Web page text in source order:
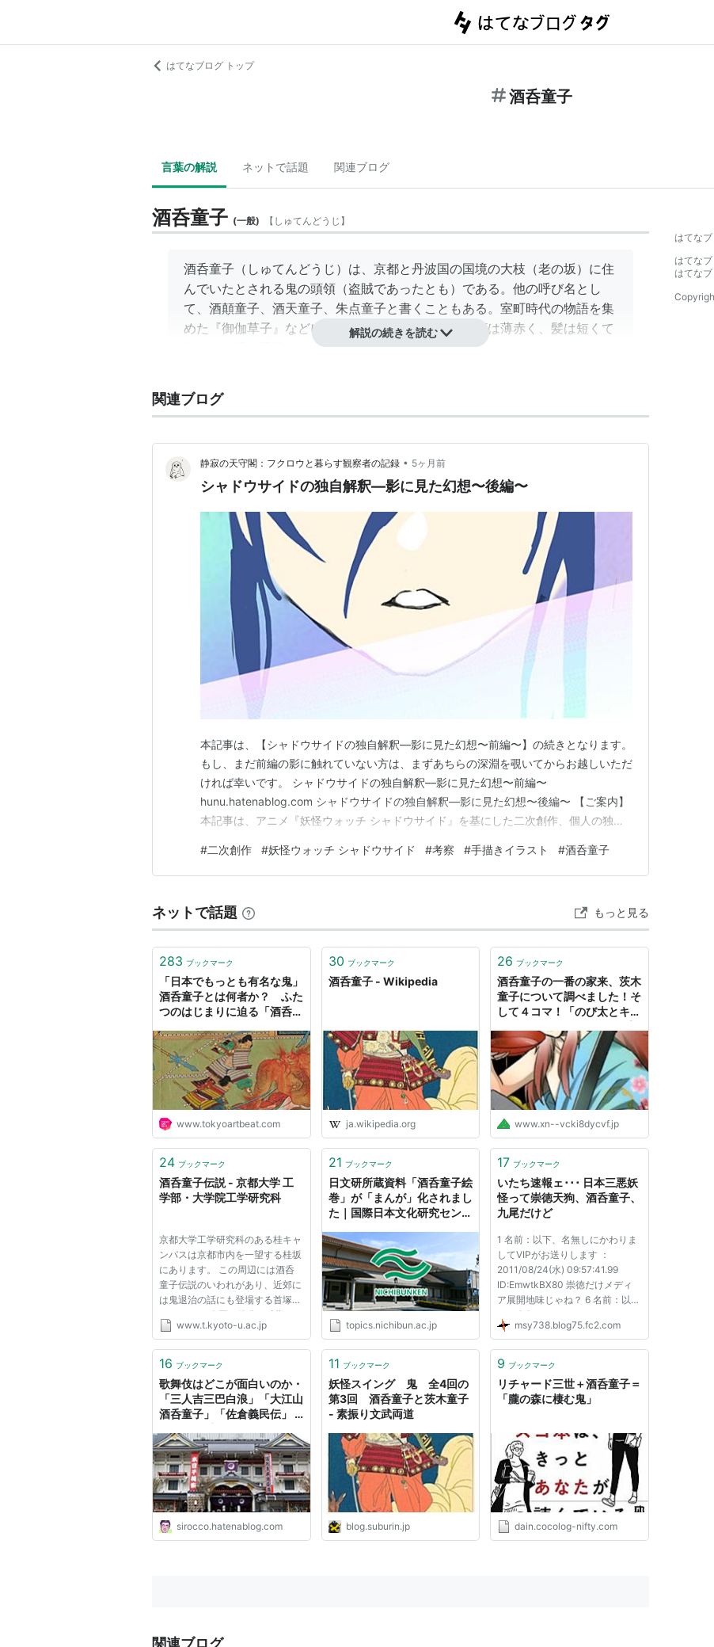
はてなブログ トップ
酒呑童子
言葉の解説 ネットで話題 関連ブログ
酒呑童子 (一般) 【 しゅてんどうじ 】
酒呑童子（しゅてんどうじ）は、京都と丹波国の国境の大枝（老の坂）に住
んでいたとされる鬼の頭領（盗賊であったとも）である。他の呼び名とし
て、酒顛童子、酒天童子、朱点童子と書くこともある。室町時代の物語を集
めた『御伽草子』などによると、酒呑童子の姿は、顔は薄赤く、髪は短くて
乱れた赤毛、手足は熊の手のようで、背丈が6m以上で角が5本、目が15個も
多くの鬼達を部下にしていたという。
解説の続きを読む
関連ブログ
静寂の天守閣：フクロウと暮らす観察者の記録 • 5ヶ月前
シャドウサイドの独自解釈―影に見た幻想〜後編〜
本記事は、【シャドウサイドの独自解釈―影に見た幻想〜前編〜】の続きとなります。
​もし、まだ前編の影に触れていない方は、まずあちらの深淵を覗いてからお越しいただ
ければ幸いです。 シャドウサイドの独自解釈―影に見た幻想〜前編〜
hunu.hatenablog.com シャドウサイドの独自解釈―影に見た幻想〜後編〜 ​【ご案内】
本記事は、アニメ『妖怪ウォッチ シャドウサイド』を基にした二次創作、個人の独自
た描写が含まれます。 キャラクターだけを掘り下げるならどうしても足りないピース
があるから、シャドウサイドという世界、…
#二次創作 #妖怪ウォッチ シャドウサイド #考察 #手描きイラスト #酒呑童子
ネットで話題 もっと見る
283 ブックマーク
「日本でもっとも有名な鬼」
酒呑童子とは何者か？ ふた
つのはじまりに迫る「酒呑童
美術館）学芸員インタビュー
www.tokyoartbeat.com
30 ブックマーク
酒呑童子 - Wikipedia
ja.wikipedia.org
26 ブックマーク
酒呑童子の一番の家来、茨木
童子について調べました！そ
して４コマ！「のび太とキヨ
リートライフ
www.xn--vcki8dycvf.jp
24 ブックマーク
酒呑童子伝説 - 京都大学 工
学部・大学院工学研究科
京都大学工学研究科のある桂キャ
ンパスは京都市内を一望する桂坂
にあります。 この周辺には酒呑
童子伝説のいわれがあり、近郊に
は鬼退治の話にも登場する首塚が
あります。 今回、節分の時期に
合わせて桂キャンパスに鬼を出現
のは桂キャンパスの時計塔で、青
ス...
www.t.kyoto-u.ac.jp
21 ブックマーク
日文研所蔵資料「酒呑童子絵
巻」が「まんが」化されまし
た｜国際日本文化研究センタ
topics.nichibun.ac.jp
17 ブックマーク
いたち速報ェ･･･ 日本三悪妖
怪って崇徳天狗、酒呑童子、
九尾だけど
1 名前：以下、名無しにかわりま
してVIPがお送りします ：
2011/08/24(水) 09:57:41.99
ID:EmwtkBX80 崇徳だけメディ
ア展開地味じゃね？ 6 名前：以
下、名無しにかわりましてVIPが
お送りします ：2011/08/24(水)
天皇絡みだからネタにしづらいん
かわりまし...
msy738.blog75.fc2.com
16 ブックマーク
歌舞伎はどこが面白いのか・
「三人吉三巴白浪」「大江山
酒呑童子」「佐倉義民伝」 -
sirocco.hatenablog.com
11 ブックマーク
妖怪スイング 鬼 全4回の
第3回 酒呑童子と茨木童子
- 素振り文武両道
blog.suburin.jp
9 ブックマーク
リチャード三世＋酒呑童子＝
「朧の森に棲む鬼」
dain.cocolog-nifty.com
関連ブログ
はてな
はてな
はてな